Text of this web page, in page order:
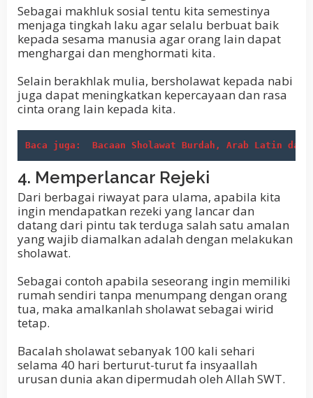
Sebagai makhluk sosial tentu kita semestinya
menjaga tingkah laku agar selalu berbuat baik
kepada sesama manusia agar orang lain dapat
menghargai dan menghormati kita.
Selain berakhlak mulia, bersholawat kepada nabi
juga dapat meningkatkan kepercayaan dan rasa
cinta orang lain kepada kita.
Baca juga: Bacaan Sholawat Burdah, Arab Latin dan
4. Memperlancar Rejeki
Dari berbagai riwayat para ulama, apabila kita
ingin mendapatkan rezeki yang lancar dan
datang dari pintu tak terduga salah satu amalan
yang wajib diamalkan adalah dengan melakukan
sholawat.
Sebagai contoh apabila seseorang ingin memiliki
rumah sendiri tanpa menumpang dengan orang
tua, maka amalkanlah sholawat sebagai wirid
tetap.
Bacalah sholawat sebanyak 100 kali sehari
selama 40 hari berturut-turut fa insyaallah
urusan dunia akan dipermudah oleh Allah SWT.